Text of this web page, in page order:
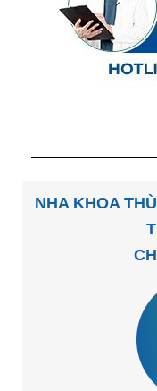
NHA KHOA